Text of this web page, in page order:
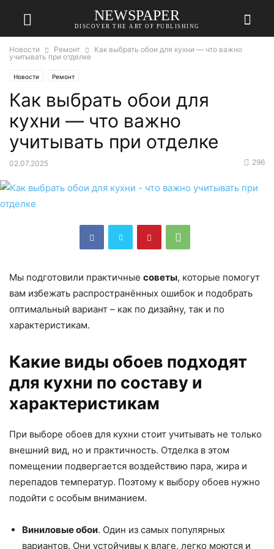
NEWSPAPER
DISCOVER THE ART OF PUBLISHING
Новости Ремонт
Как выбрать обои для кухни — что важно
учитывать при отделке
Новости Ремонт
Как выбрать обои для
кухни — что важно
учитывать при отделке
02.07.2025 296
Мы подготовили практичные советы, которые помогут
вам избежать распространённых ошибок и подобрать
оптимальный вариант – как по дизайну, так и по
характеристикам.
Какие виды обоев подходят
для кухни по составу и
характеристикам
При выборе обоев для кухни стоит учитывать не только
внешний вид, но и практичность. Отделка в этом
помещении подвергается воздействию пара, жира и
перепадов температур. Поэтому к выбору обоев нужно
подойти с особым вниманием.
Виниловые обои. Один из самых популярных
вариантов. Они устойчивы к влаге, легко моются и